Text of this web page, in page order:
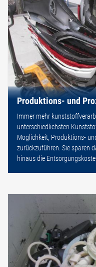
Produktions- und
Immer mehr
unterschiedlichsten
Möglichkeit, Produktions-
zurückzuführen. Sie sparen
hinaus die